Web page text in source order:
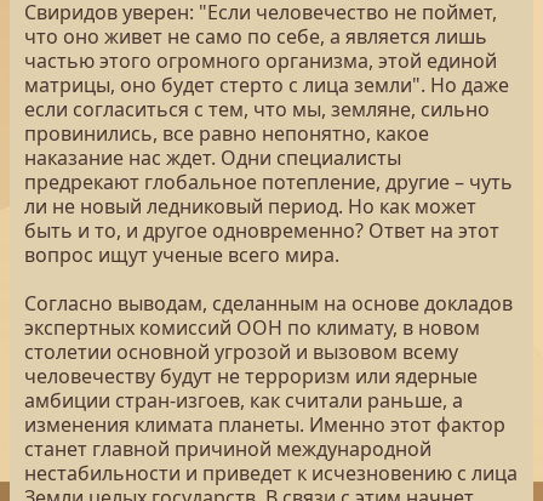
Свиридов уверен: "Если человечество не поймет,
что оно живет не само по себе, а является лишь
частью этого огромного организма, этой единой
матрицы, оно будет стерто с лица земли". Но даже
если согласиться с тем, что мы, земляне, сильно
провинились, все равно непонятно, какое
наказание нас ждет. Одни специалисты
предрекают глобальное потепление, другие – чуть
ли не новый ледниковый период. Но как может
быть и то, и другое одновременно? Ответ на этот
вопрос ищут ученые всего мира.
Согласно выводам, сделанным на основе докладов
экспертных комиссий ООН по климату, в новом
столетии основной угрозой и вызовом всему
человечеству будут не терроризм или ядерные
амбиции стран-изгоев, как считали раньше, а
изменения климата планеты. Именно этот фактор
станет главной причиной международной
нестабильности и приведет к исчезновению с лица